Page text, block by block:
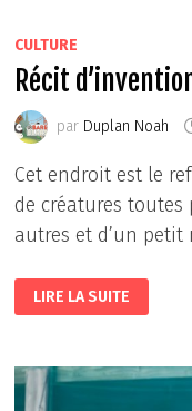
CULTURE
Récit
par Duplan Noah
Cet endroit est le
de créatures toutes
autres et d’un petit
RÉCIT
D’INVENTION:
BIENVENUE
TAVERNE
LIRE LA SUITE